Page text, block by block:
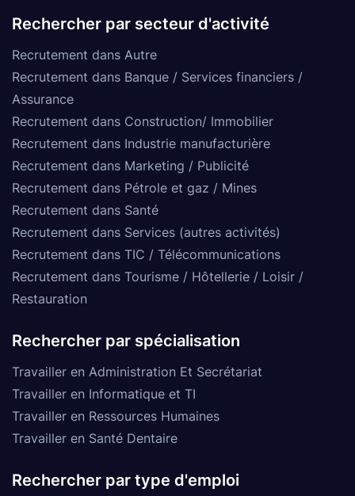
Rechercher par secteur d'activité
Recrutement dans Autre
Recrutement dans Banque / Services financiers /
Assurance
Recrutement dans Construction/ Immobilier
Recrutement dans Industrie manufacturière
Recrutement dans Marketing / Publicité
Recrutement dans Pétrole et gaz / Mines
Recrutement dans Santé
Recrutement dans Services (autres activités)
Recrutement dans TIC / Télécommunications
Recrutement dans Tourisme / Hôtellerie / Loisir /
Restauration
Rechercher par spécialisation
Travailler en Administration Et Secrétariat
Travailler en Informatique et TI
Travailler en Ressources Humaines
Travailler en Santé Dentaire
Rechercher par type d'emploi